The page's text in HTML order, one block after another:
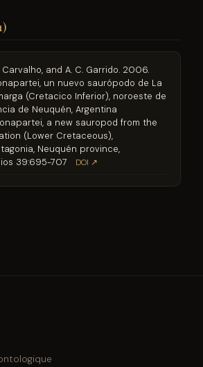
Carvalho, and A. C. Garrido. 2006.
un nuevo saurópodo de La
(Cretacico Inferior), noroeste de
de Neuquén, Argentina
a new sauropod from the
(Lower Cretaceous),
Neuquén province,
39:695-707
DOI ↗